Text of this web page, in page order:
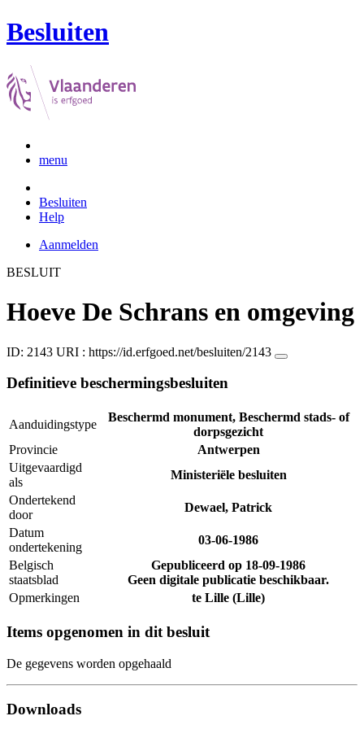
Besluiten
menu
Besluiten
Help
Aanmelden
BESLUIT
Hoeve De Schrans en omgeving
ID: 2143 URI : https://id.erfgoed.net/besluiten/2143
Definitieve beschermingsbesluiten
Aanduidingstype
Beschermd monument, Beschermd stads- of
dorpsgezicht
Provincie
Antwerpen
Uitgevaardigd
als
Ministeriële besluiten
Ondertekend
door
Dewael, Patrick
Datum
ondertekening
03-06-1986
Belgisch
staatsblad
Gepubliceerd op 18-09-1986
Geen digitale publicatie beschikbaar.
Opmerkingen
te Lille (Lille)
Items opgenomen in dit besluit
De gegevens worden opgehaald
Downloads